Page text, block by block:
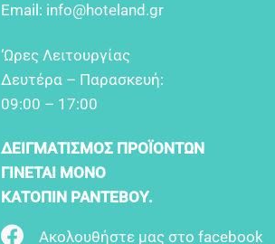
Email: info@hoteland.gr
‘Ωρες Λειτουργίας
Δευτέρα – Παρασκευή:
09:00 – 17:00
ΔΕΙΓΜΑΤΙΣΜΟΣ ΠΡΟΪΟΝΤΩΝ
ΓΙΝΕΤΑΙ ΜΟΝΟ
ΚΑΤΟΠΙΝ ΡΑΝΤΕΒΟΥ.
Ακολουθήστε μας στο facebook